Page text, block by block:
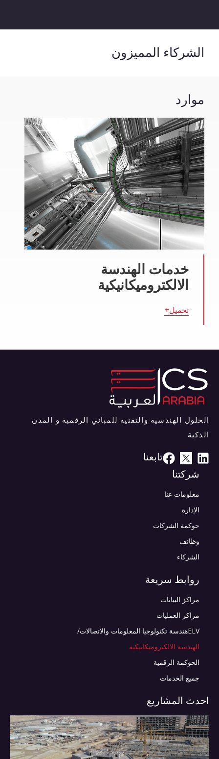
الشركاء المميزون
موارد
خدمات الهندسة
الالكتروميكانيكية
تحميل+
الحلول الهندسية والتقنية للمباني الرقمية و المدن
الذكية
تابعنا
شركتنا
معلومات عنا
الإدارة
حوكمة الشركات
وظائف
الشركاء
روابط سريعة
مراكز البيانات
مراكز العمليات
ELVهندسة تكنولوجيا المعلومات والاتصالات/
الهندسة الالكتروميكانيكية
الحوكمة الرقمية
جميع الخدمات
احدث المشاريع